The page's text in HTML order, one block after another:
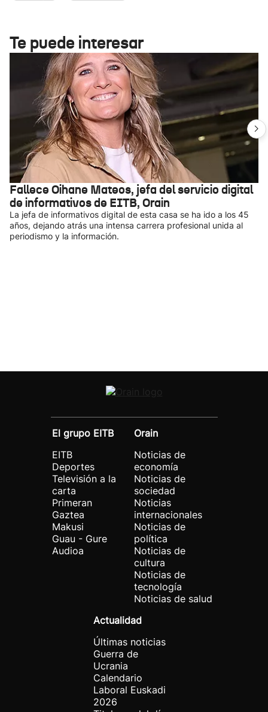
Te puede interesar
Fallece Oihane Mateos, jefa del servicio digital
de informativos de EITB, Orain
La jefa de informativos digital de esta casa se ha ido a los 45
años, dejando atrás una intensa carrera profesional unida al
periodismo y la información.
El grupo EITB
EITB
Deportes
Televisión a la
carta
Primeran
Gaztea
Makusi
Guau - Gure
Audioa
Orain
Noticias de
economía
Noticias de
sociedad
Noticias
internacionales
Noticias de
política
Noticias de
cultura
Noticias de
tecnología
Noticias de salud
Actualidad
Últimas noticias
Guerra de
Ucrania
Calendario
Laboral Euskadi
2026